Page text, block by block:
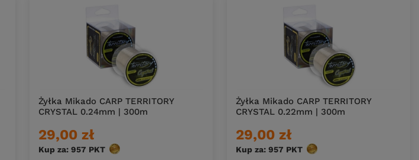
Żyłka Mikado CARP TERRITORY
CRYSTAL 0.24mm | 300m
29,00 zł
Kup za: 957 PKT punktów
Żyłka Mikado CARP TERRITORY
CRYSTAL 0.22mm | 300m
29,00 zł
Kup za: 957 PKT punktów